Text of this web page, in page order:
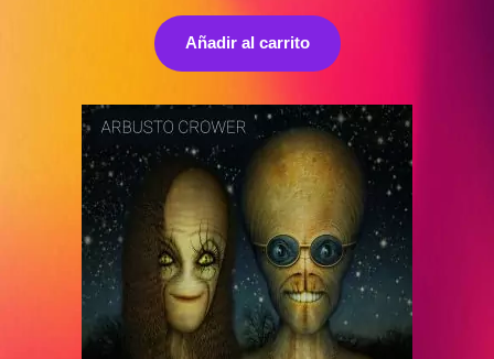
Añadir al carrito